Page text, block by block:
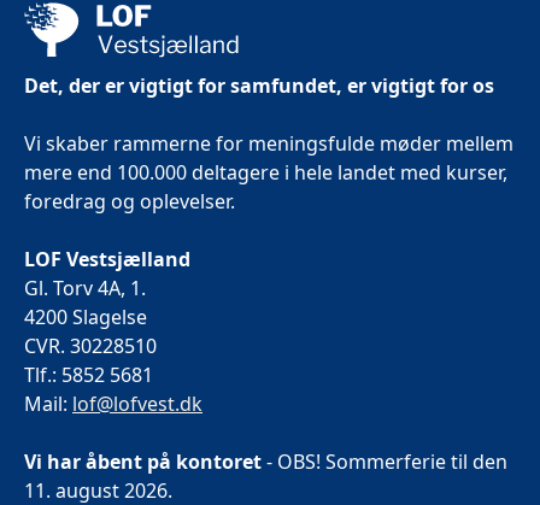
Det, der er vigtigt for samfundet, er vigtigt for os
Vi skaber rammerne for meningsfulde møder mellem
mere end 100.000 deltagere i hele landet med kurser,
foredrag og oplevelser.
LOF Vestsjælland
Gl. Torv 4A, 1.
4200 Slagelse
CVR. 30228510
Tlf.: 5852 5681
Mail: lof@lofvest.dk
Vi har åbent på kontoret- OBS! Sommerferie til den
11. august 2026.